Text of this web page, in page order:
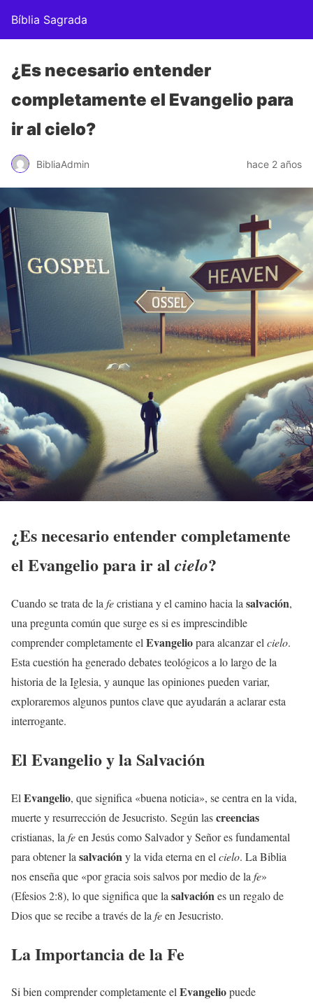
Bíblia Sagrada
¿Es necesario entender
completamente el Evangelio para
ir al cielo?
BibliaAdmin hace 2 años
¿Es necesario entender completamente
el Evangeliopara ir al cielo?
Cuando se trata de la fecristiana y el camino hacia la salvación,
una pregunta común que surge es si es imprescindible
comprender completamente el Evangeliopara alcanzar el cielo.
Esta cuestión ha generado debates teológicos a lo largo de la
historia de la Iglesia, y aunque las opiniones pueden variar,
exploraremos algunos puntos clave que ayudarán a aclarar esta
interrogante.
El Evangelioy la Salvación
El Evangelio, que significa «buena noticia», se centra en la vida,
muerte y resurrección de Jesucristo. Según lascreencias
cristianas, la feen Jesús como Salvador y Señor es fundamental
para obtener la salvacióny la vida eterna en el cielo. La Biblia
nos enseña que «por gracia sois salvos por medio de la fe»
(Efesios 2:8), lo que significa que la salvaciónes un regalo de
Dios que se recibe a través de la feen Jesucristo.
La Importancia de la Fe
Si bien comprender completamente elEvangeliopuede